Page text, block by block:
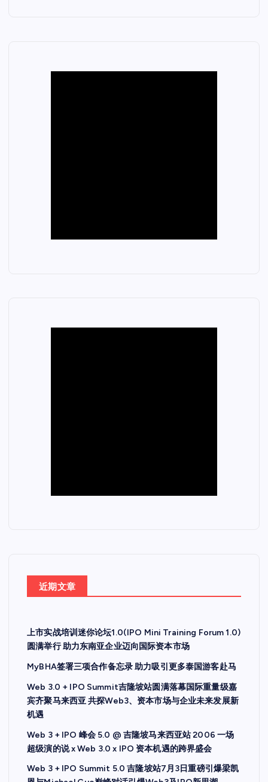
近期文章
上市实战培训迷你论坛1.0(IPO Mini Training Forum 1.0)
圆满举行 助力东南亚企业迈向国际资本市场
MyBHA签署三项合作备忘录 助力吸引更多泰国游客赴马
Web 3.0 + IPO Summit吉隆坡站圆满落幕国际重量级嘉
宾齐聚马来西亚 共探Web3、资本市场与企业未来发展新
机遇
Web 3 + IPO 峰会 5.0 @ 吉隆坡马来西亚站 2006 一场
超级演的说 x Web 3.0 x IPO 资本机遇的跨界盛会
Web 3 + IPO Summit 5.0 吉隆坡站7月3日重磅引爆梁凯